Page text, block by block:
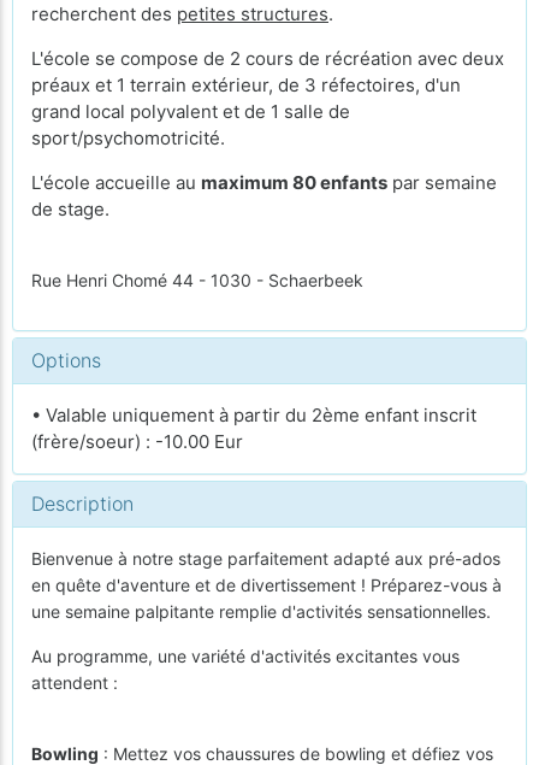
recherchent des petites structures.
L'école se compose de 2 cours de récréation avec deux
préaux et 1 terrain extérieur, de 3 réfectoires, d'un
grand local polyvalent et de 1 salle de
sport/psychomotricité.
L'école accueille au maximum 80 enfants par semaine
de stage.
Rue Henri Chomé 44 - 1030 - Schaerbeek
Options
• Valable uniquement à partir du 2ème enfant inscrit
(frère/soeur) : -10.00 Eur
Description
Bienvenue à notre stage parfaitement adapté aux pré-ados
en quête d'aventure et de divertissement ! Préparez-vous à
une semaine palpitante remplie d'activités sensationnelles.
Au programme, une variété d'activités excitantes vous
attendent :
Bowling : Mettez vos chaussures de bowling et défiez vos